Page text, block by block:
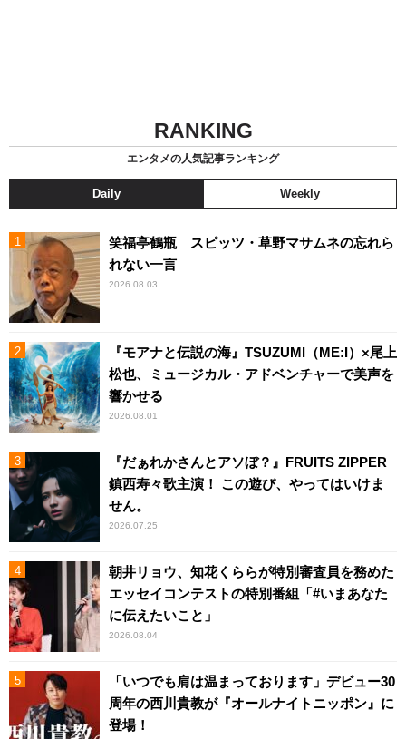
RANKING
エンタメの人気記事ランキング
Daily Weekly
笑福亭鶴瓶 スピッツ・草野マサムネの忘れら
れない一言
2026.08.03
『モアナと伝説の海』TSUZUMI（ME:I）×尾上
松也、ミュージカル・アドベンチャーで美声を
響かせる
2026.08.01
『だぁれかさんとアソぼ？』FRUITS ZIPPER
鎮西寿々歌主演！ この遊び、やってはいけま
せん。
2026.07.25
朝井リョウ、知花くららが特別審査員を務めた
エッセイコンテストの特別番組「#いまあなた
に伝えたいこと」
2026.08.04
「いつでも肩は温まっております」デビュー30
周年の西川貴教が『オールナイトニッポン』に
登場！